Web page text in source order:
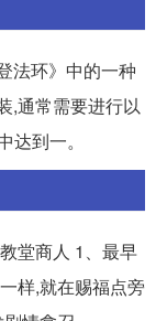
法环》中的一种
,通常需要进行以
到一。
堂商人 1、最早
样,就在赐福点旁